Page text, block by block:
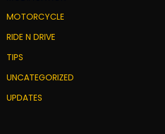
MOTORCYCLE
RIDE N DRIVE
TIPS
UNCATEGORIZED
UPDATES